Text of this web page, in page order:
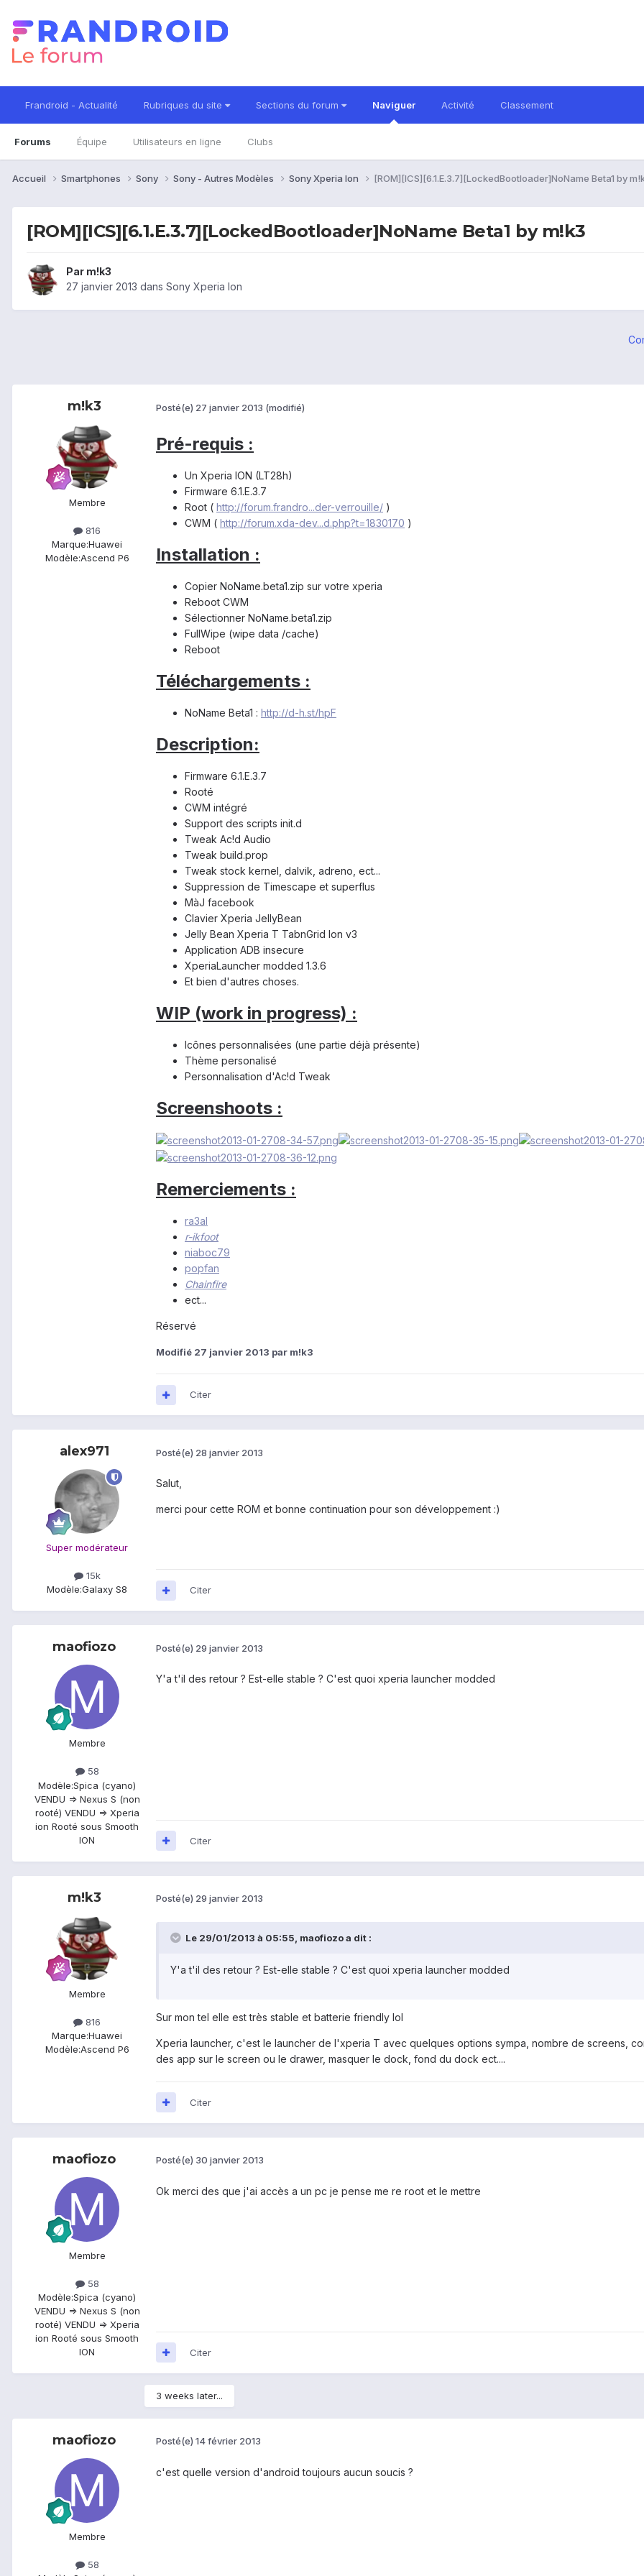
Frandroid - Actualité Rubriques du site Sections du forum Naviguer
Forums Équipe Utilisateurs en ligne Clubs
Activité Classement
Accueil Smartphones Sony Sony - Autres Modèles Sony Xperia Ion [ROM][ICS][6.1.E.3.7][LockedBootloader]NoName Beta1 by
[ROM][ICS][6.1.E.3.7][LockedBootloader]NoName Beta1 by m!k3
Par m!k3
27 janvier 2013 dans Sony Xperia Ion
m!k3
Membre
816
Marque:Huawei
Modèle:Ascend P6
Posté(e) 27 janvier 2013 (modifié)
Pré-requis :
Un Xperia ION (LT28h)
Firmware 6.1.E.3.7
Root ( http://forum.frandro...der-verrouille/ )
CWM ( http://forum.xda-dev...d.php?t=1830170 )
Installation :
Copier NoName.beta1.zip sur votre xperia
Reboot CWM
Sélectionner NoName.beta1.zip
FullWipe (wipe data /cache)
Reboot
Téléchargements :
NoName Beta1 : http://d-h.st/hpF
Description:
Firmware 6.1.E.3.7
Rooté
CWM intégré
Support des scripts init.d
Tweak Ac!d Audio
Tweak build.prop
Tweak stock kernel, dalvik, adreno, ect...
Suppression de Timescape et superflus
MàJ facebook
Clavier Xperia JellyBean
Jelly Bean Xperia T TabnGrid Ion v3
Application ADB insecure
XperiaLauncher modded 1.3.6
Et bien d'autres choses.
WIP (work in progress) :
Icônes personnalisées (une partie déjà présente)
Thème personalisé
Personnalisation d'Ac!d Tweak
Screenshoots :
Remerciements :
ra3al
r-ikfoot
niaboc79
popfan
Chainfire
ect...
Réservé
Modifié 27 janvier 2013 par m!k3
Citer
alex971
Super modérateur
15k
Modèle:Galaxy S8
Posté(e) 28 janvier 2013
Salut,
merci pour cette ROM et bonne continuation pour son développement :)
Citer
maofiozo
Membre
58
Modèle:Spica (cyano)
VENDU => Nexus S (non
rooté) VENDU => Xperia
ion Rooté sous Smooth
ION
Posté(e) 29 janvier 2013
Y'a t'il des retour ? Est-elle stable ? C'est quoi xperia launcher modded
Citer
m!k3
Membre
816
Marque:Huawei
Modèle:Ascend P6
Posté(e) 29 janvier 2013
Le 29/01/2013 à 05:55, maofiozo a dit :
Y'a t'il des retour ? Est-elle stable ? C'est quoi xperia launcher modded
Sur mon tel elle est très stable et batterie friendly lol
Xperia launcher, c'est le launcher de l'xperia T avec quelques options sympa, nombre de screens,
des app sur le screen ou le drawer, masquer le dock, fond du dock ect....
Citer
maofiozo
Membre
58
Modèle:Spica (cyano)
VENDU => Nexus S (non
rooté) VENDU => Xperia
ion Rooté sous Smooth
ION
Posté(e) 30 janvier 2013
Ok merci des que j'ai accès a un pc je pense me re root et le mettre
Citer
3 weeks later...
maofiozo
Membre
58
Posté(e) 14 février 2013
c'est quelle version d'android toujours aucun soucis ?